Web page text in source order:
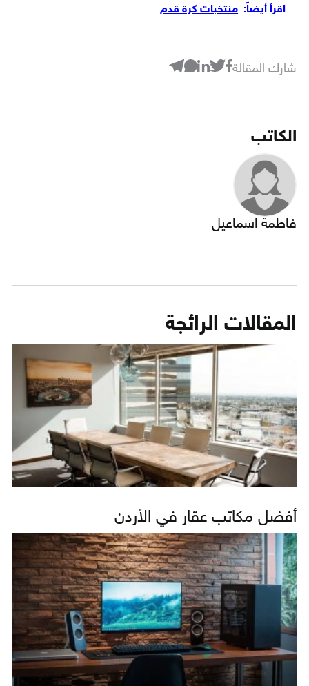
اقرأ أيضاً: منتخبات كرة قدم
شارك المقالة
الكاتب
فاطمة اسماعيل
المقالات الرائجة
أفضل مكاتب عقار في الأردن